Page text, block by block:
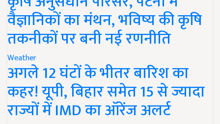
वैज्ञानिकों का मंथन, भविष्य की कृषि
तकनीकों पर बनी नई रणनीति
Weather
अगले 12 घंटों के भीतर बारिश का
कहर! यूपी, बिहार समेत 15 से ज्यादा
राज्यों में IMD का ऑरेंज अलर्ट